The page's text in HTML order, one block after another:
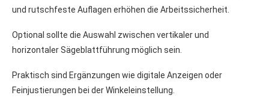
und rutschfeste Auflagen erhöhen die Arbeitssicherheit.
Optional sollte die Auswahl zwischen vertikaler und
horizontaler Sägeblattführung möglich sein.
Praktisch sind Ergänzungen wie digitale Anzeigen oder
Feinjustierungen bei der Winkeleinstellung.